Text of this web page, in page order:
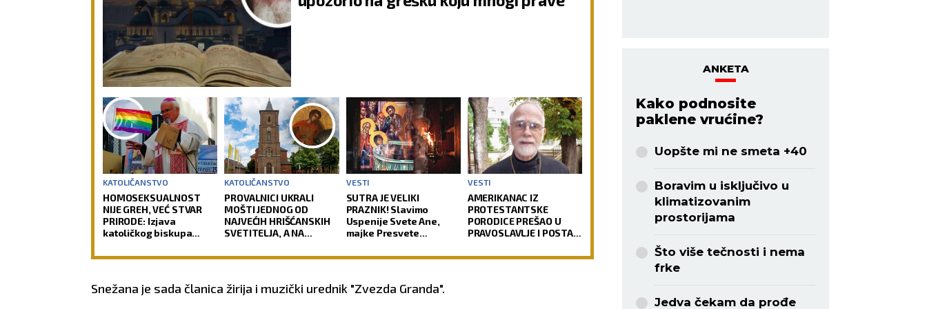
KATOLIČANSTVO
HOMOSEKSUALNOST
NIJE GREH, VEĆ STVAR
PRIRODE: Izjava
katoličkog biskupa
KATOLIČANSTVO
PROVALNICI UKRALI
MOŠTI JEDNOG OD
NAJVEĆIH HRIŠĆANSKIH
SVETITELJA, A NA
Vernici u šoku, policija
VESTI
SUTRA JE VELIKI
PRAZNIK! Slavimo
Uspenije Svete Ane,
majke Presvete
VESTI
AMERIKANAC IZ
PROTESTANTSKE
PORODICE PREŠAO U
PRAVOSLAVLJE I POSTAO
najuglednijih teologa
Snežana je sada članica žirija i muzički urednik "Zvezda Granda".
ZDRAVLJE:Više se
odmarajte.
ZDRAVLJE:Povedite računa
o leđima.
ANKETA
Kako podnosite
paklene vrućine?
Uopšte mi ne smeta +40
Boravim u isključivo u
klimatizovanim
prostorijama
Što više tečnosti i nema
frke
Jedva čekam da prođe